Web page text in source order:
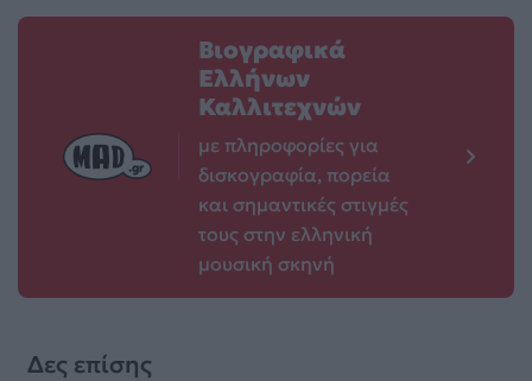
Βιογραφικά
Ελλήνων
Καλλιτεχνών
με πληροφορίες για
δισκογραφία, πορεία
και σημαντικές στιγμές
τους στην ελληνική
μουσική σκηνή
Δες επίσης